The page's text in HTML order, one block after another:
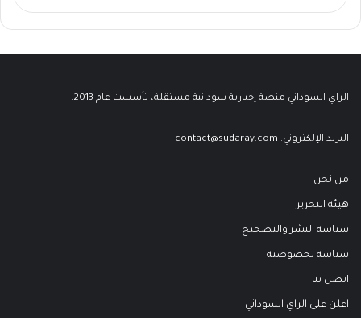
الراي السوداني منصة إخبارية سودانية مستقلة، تأسست عام 2013.
البريد الإلكتروني: contact@sudaray.com
من نحن
هيئة التحرير
سياسة النشر والتصحيح
سياسة لخصوصية
اتصل بنا
اعلن على الراي السوداني